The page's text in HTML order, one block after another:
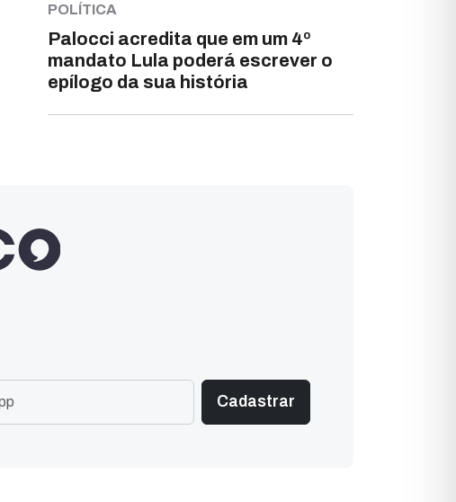
POLÍTICA
Palocci acredita que em um 4º
mandato Lula poderá escrever o
epílogo da sua história